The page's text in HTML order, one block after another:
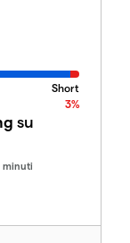
Short
3%
su
minuti